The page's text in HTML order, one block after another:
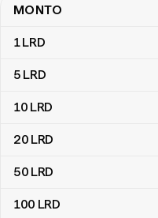
Tabla de conversión de
MONTO
1LRD
5 LRD
10 LRD
20 LRD
50 LRD
100 LRD